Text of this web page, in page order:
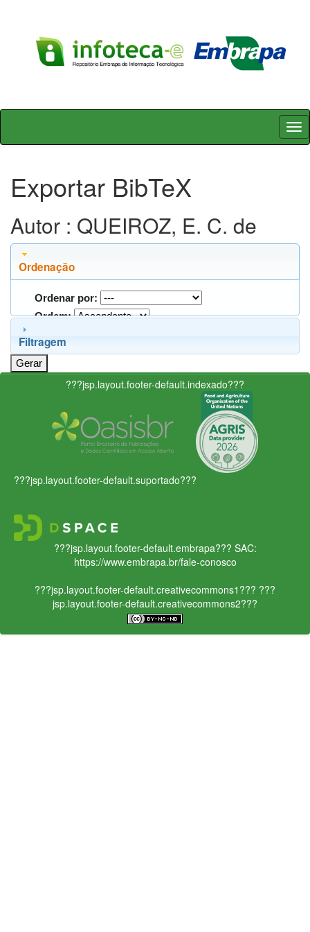
Skip
Exportar BibTeX
Autor : QUEIROZ, E. C. de
Ordenação
Ordenar por:
Ordem:
Filtragem
???jsp.layout.footer-default.indexado???
???jsp.layout.footer-default.suportado???
???jsp.layout.footer-default.embrapa??? SAC:
https://www.embrapa.br/fale-conosco
???jsp.layout.footer-default.creativecommons1??? ???
jsp.layout.footer-default.creativecommons2???